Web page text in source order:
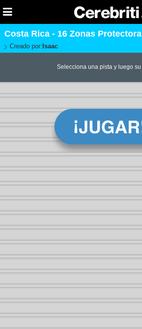
Costa Rica - 16 Zonas
Creado por: Isaac
Selecciona una pista y luego